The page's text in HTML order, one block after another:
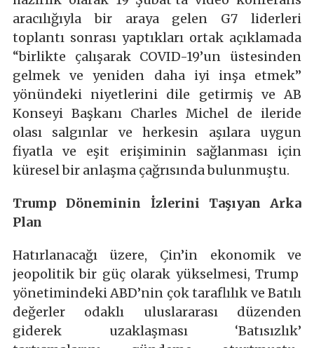
aracılığıyla bir araya gelen G7 liderleri
toplantı sonrası yaptıkları ortak açıklamada
“birlikte çalışarak COVID-19’un üstesinden
gelmek ve yeniden daha iyi inşa etmek”
yönündeki niyetlerini dile getirmiş ve AB
Konseyi Başkanı Charles Michel de ileride
olası salgınlar ve herkesin aşılara uygun
fiyatla ve eşit erişiminin sağlanması için
küresel bir anlaşma çağrısında bulunmuştu.
Trump Döneminin İzlerini Taşıyan Arka
Plan
Hatırlanacağı üzere, Çin’in ekonomik ve
jeopolitik bir güç olarak yükselmesi, Trump
yönetimindeki ABD’nin çok taraflılık ve Batılı
değerler odaklı uluslararası düzenden
giderek uzaklaşması ‘Batısızlık’